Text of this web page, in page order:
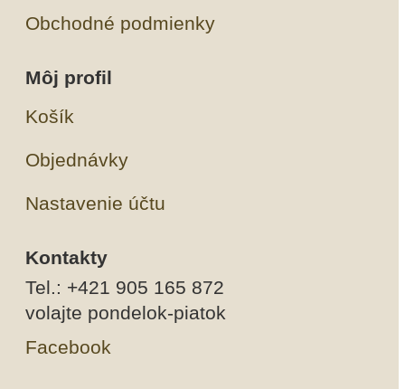
Obchodné podmienky
Môj profil
Košík
Objednávky
Nastavenie účtu
Kontakty
Tel.: +421 905 165 872
volajte pondelok-piatok
Facebook